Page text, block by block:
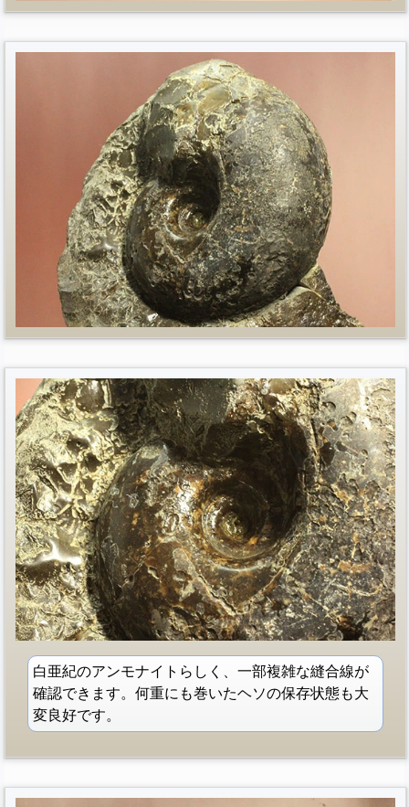
白亜紀のアンモナイトらしく、一部複雑な縫合線が
確認できます。何重にも巻いたヘソの保存状態も大
変良好です。